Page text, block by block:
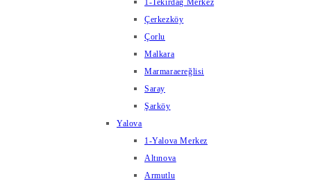
1-Tekirdağ Merkez
Çerkezköy
Çorlu
Malkara
Marmaraereğlisi
Saray
Şarköy
Yalova
1-Yalova Merkez
Altınova
Armutlu